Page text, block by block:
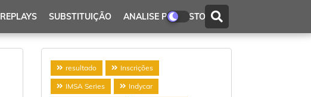
REPLAYS SUBSTITUIÇÃO ANALISE PROTESTO
resultado Inscrições
IMSA Series Indycar